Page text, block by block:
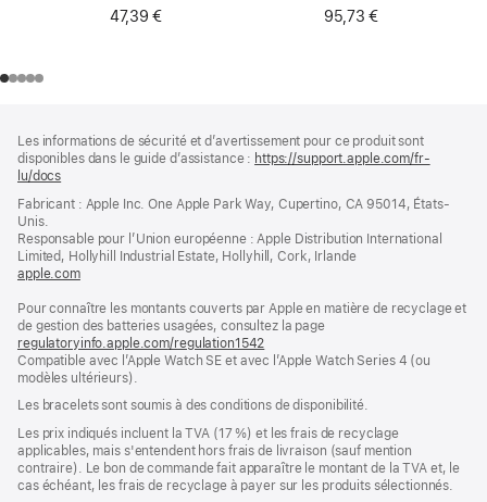
47,39 €
95,73 €
de
page
de
bas
page
Les informations de sécurité et d’avertissement pour ce produit sont
disponibles dans le guide d’assistance : https://support.apple.com/fr-
lu/docs
une
fenêtre)
Fabricant : Apple Inc. One Apple Park Way, Cupertino, CA 95014, États-
Unis.
Responsable pour l’Union européenne : Apple Distribution International
Limited, Hollyhill Industrial Estate, Hollyhill, Cork, Irlande
apple.com(s’ouvre
une
nouvelle
fenêtre)
Pour connaître les montants couverts par Apple en matière de recyclage et
de gestion des batteries usagées, consultez la page
regulatoryinfo.apple.com/regulation1542
dans
nouvelle
fenêtre)
Compatible avec l’Apple Watch SE et avec l’Apple Watch Series 4 (ou
modèles ultérieurs).
Les bracelets sont soumis à des conditions de disponibilité.
Les prix indiqués incluent la TVA (17 %) et les frais de recyclage
applicables, mais s'entendent hors frais de livraison (sauf mention
contraire). Le bon de commande fait apparaître le montant de la TVA et, le
cas échéant, les frais de recyclage à payer sur les produits sélectionnés.